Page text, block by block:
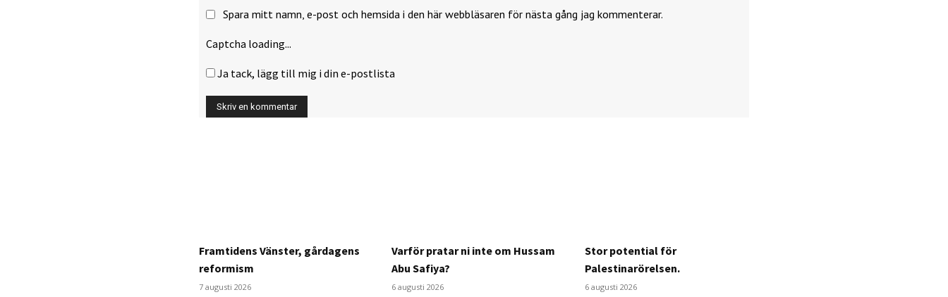
Spara mitt namn, e-post och hemsida i den här webbläsaren för nästa gång jag kommenterar.
Captcha loading...
Ja tack, lägg till mig i din e-postlista
Framtidens Vänster, gårdagens
reformism
7 augusti 2026
Varför pratar ni inte om Hussam
Abu Safiya?
6 augusti 2026
Stor potential för
Palestinarörelsen.
6 augusti 2026